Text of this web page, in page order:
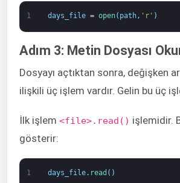
1 days_file = open( path, 'r' )
Adım 3: Metin Dosyası
Dosyayı açtıktan sonra, değişken
ilişkili üç işlem vardır. Gelin bu üç
İlk işlem <file>.read() işlemidir.
gösterir:
1 days_file. read ( )